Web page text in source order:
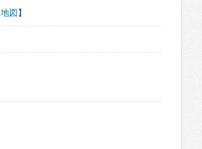
地図 】